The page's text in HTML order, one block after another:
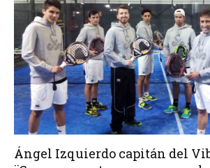
Ángel Izquierdo capitán del